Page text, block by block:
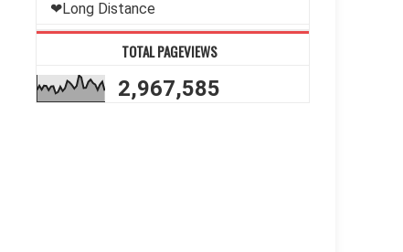
❤Long Distance
TOTAL PAGEVIEWS
2,967,585